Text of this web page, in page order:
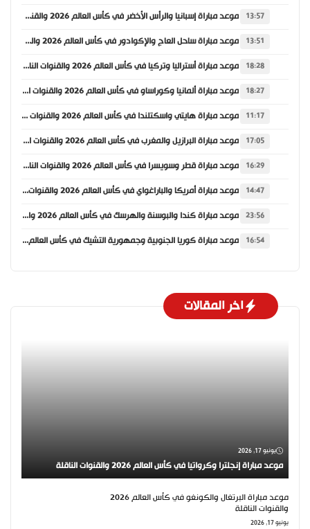
13:57 موعد مباراة إسبانيا والرأس الأخضر في كأس العالم 2026 والقنوات الناقلة
13:51 موعد مباراة ساحل العاج والإكوادور في كأس العالم 2026 والقنوات الناقلة
18:28 موعد مباراة أستراليا وتركيا في كأس العالم 2026 والقنوات الناقلة
18:27 موعد مباراة ألمانيا وكوراساو في كأس العالم 2026 والقنوات الناقلة
11:17 موعد مباراة هايتي واسكتلندا في كأس العالم 2026 والقنوات الناقلة
17:05 موعد مباراة البرازيل والمغرب في كأس العالم 2026 والقنوات الناقلة
16:29 موعد مباراة قطر وسويسرا في كأس العالم 2026 والقنوات الناقلة
14:47 موعد مباراة أمريكا والباراغواي في كأس العالم 2026 والقنوات الناقلة
23:56 موعد مباراة كندا والبوسنة والهرسك في كأس العالم 2026 والقنوات الناقلة
16:54 موعد مباراة كوريا الجنوبية وجمهورية التشيك في كأس العالم 2026 والقنوات الناقلة
اخر المقالات
يونيو 17, 2026
موعد مباراة إنجلترا وكرواتيا في كأس العالم 2026 والقنوات الناقلة
موعد مباراة البرتغال والكونغو في كأس العالم 2026
والقنوات الناقلة
يونيو 17, 2026